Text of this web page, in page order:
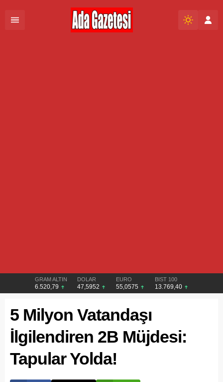
GRAM ALTIN
6.520,79
DOLAR
47,5952
EURO
55,0575
BIST 100
13.769,40
5 Milyon Vatandaşı
İlgilendiren 2B Müjdesi:
Tapular Yolda!